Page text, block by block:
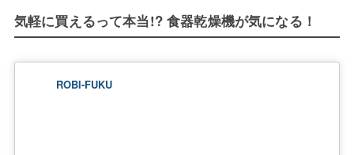
気軽に買えるって本当!? 食器乾燥機が気になる！
ROBI-FUKU